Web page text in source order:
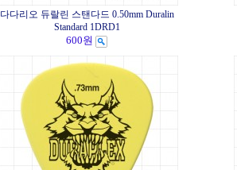
다다리오 듀랄린 스탠다드 0.50mm Duralin
Standard 1DRD1
600원